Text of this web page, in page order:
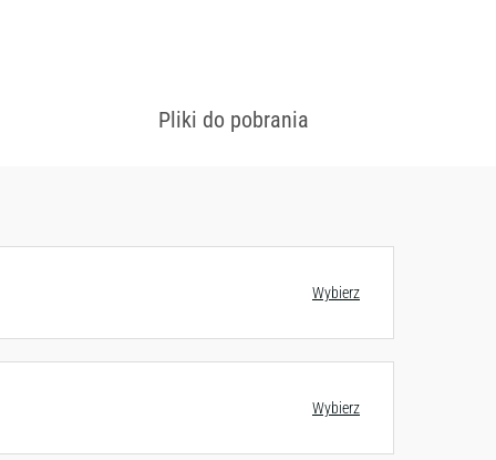
konfiguracjach
Zobacz wzornik
Pliki do pobrania
Wybierz
Wybierz